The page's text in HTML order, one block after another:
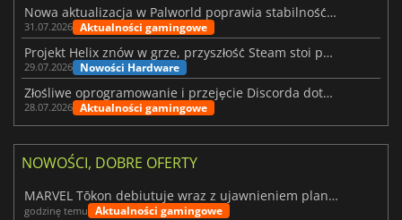
Nowa aktualizacja w Palworld poprawia stabilność Sunreach i walk z bossami
31.07.2026 Aktualności gamingowe
Projekt Helix znów w grze, przyszłość Steam stoi pod znakiem zapytania
29.07.2026 Nowości Hardware
Złośliwe oprogramowanie i przejęcie Discorda dotknęły Meccha Chameleon
28.07.2026 Aktualności gamingowe
NOWOŚCI, DOBRE OFERTY
MARVEL Tōkon debiutuje wraz z ujawnieniem planu rozwoju na pierwszy rok
godzinę temu Aktualności gamingowe